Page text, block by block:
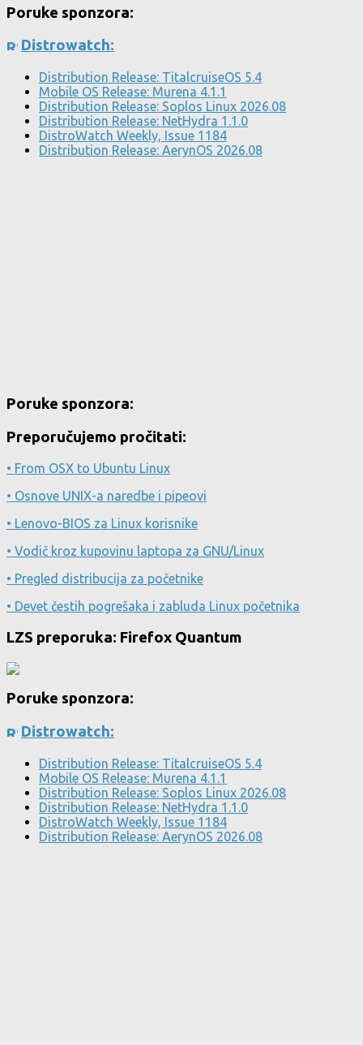
Poruke sponzora:
Distrowatch:
Distribution Release: TitalcruiseOS 5.4
Mobile OS Release: Murena 4.1.1
Distribution Release: Soplos Linux 2026.08
Distribution Release: NetHydra 1.1.0
DistroWatch Weekly, Issue 1184
Distribution Release: AerynOS 2026.08
Poruke sponzora:
Preporučujemo pročitati:
• From OSX to Ubuntu Linux
• Osnove UNIX-a naredbe i pipeovi
• Lenovo-BIOS za Linux korisnike
• Vodič kroz kupovinu laptopa za GNU/Linux
• Pregled distribucija za početnike
• Devet čestih pogrešaka i zabluda Linux početnika
LZS preporuka: Firefox Quantum
Poruke sponzora:
Distrowatch:
Distribution Release: TitalcruiseOS 5.4
Mobile OS Release: Murena 4.1.1
Distribution Release: Soplos Linux 2026.08
Distribution Release: NetHydra 1.1.0
DistroWatch Weekly, Issue 1184
Distribution Release: AerynOS 2026.08